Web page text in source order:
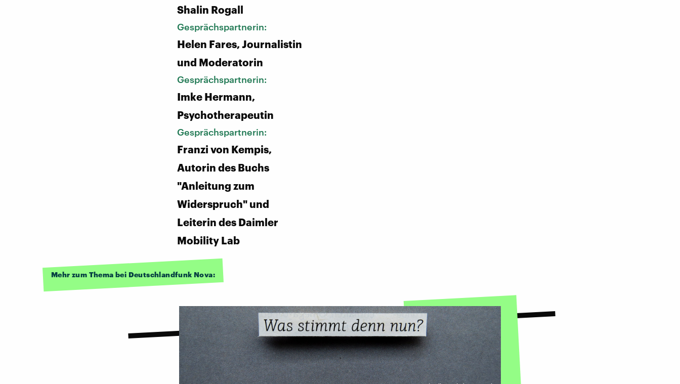
Shalin Rogall
Gesprächspartnerin:
Helen Fares, Journalistin
und Moderatorin
Gesprächspartnerin:
Imke Hermann,
Psychotherapeutin
Gesprächspartnerin:
Franzi von Kempis,
Autorin des Buchs
"Anleitung zum
Widerspruch" und
Leiterin des Daimler
Mobility Lab
Mehr zum Thema bei Deutschlandfunk Nova: